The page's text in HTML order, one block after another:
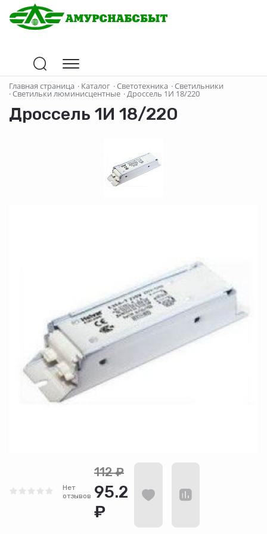
Главная страница · Каталог ·Светотехника ·Светильники
·Светильки люминисцентные ·Дроссель 1И 18/220
Дроссель 1И 18/220
Нет
отзывов
112 ₽
95.2
₽